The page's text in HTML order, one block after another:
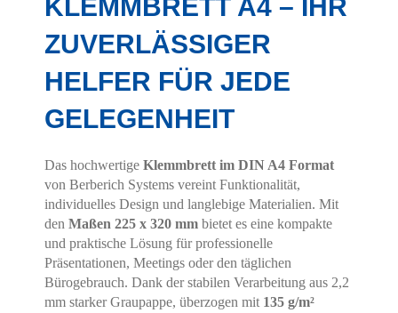
KLEMMBRETT A4 – IHR
ZUVERLÄSSIGER
HELFER FÜR JEDE
GELEGENHEIT
Das hochwertige Klemmbrett im DIN A4 Format
von Berberich Systems vereint Funktionalität,
individuelles Design und langlebige Materialien. Mit
den Maßen 225 x 320 mm bietet es eine kompakte
und praktische Lösung für professionelle
Präsentationen, Meetings oder den täglichen
Bürogebrauch. Dank der stabilen Verarbeitung aus 2,2
mm starker Graupappe, überzogen mit 135 g/m²